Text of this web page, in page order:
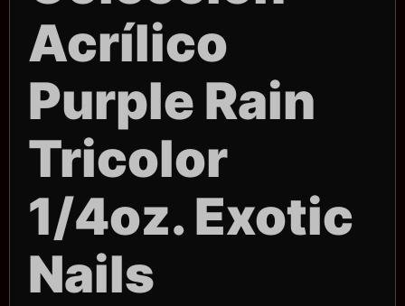
Acrílico
Purple Rain
Tricolor
1/4oz. Exotic
Nails